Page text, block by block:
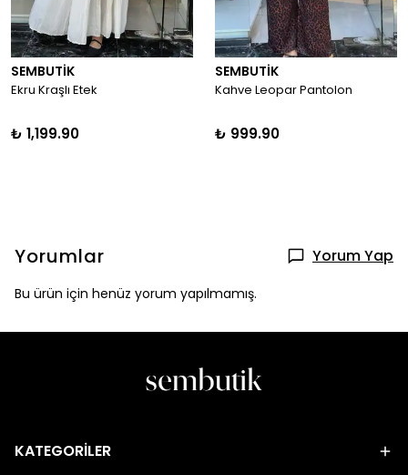
SEMBUTİK
Ekru Kraşlı Etek
₺ 1,199.90
SEMBUTİK
Kahve Leopar Pantolon
₺ 999.90
Yorumlar Yorum Yap
Bu ürün için henüz yorum yapılmamış.
KATEGORİLER